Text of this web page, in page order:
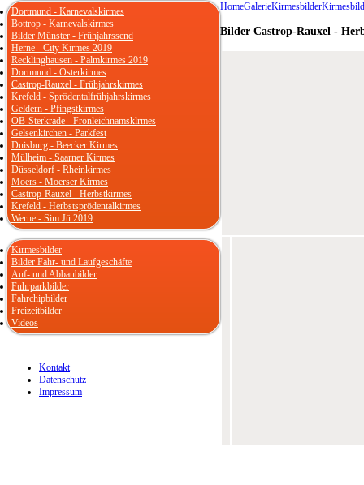
HomeGalerieKirmesbilder
Bilder Castrop-Rauxel -
Dortmund - Karnevalskirmes
Bottrop - Karnevalskirmes
Bilder Münster - Frühjahrssend
Herne - City Kirmes 2019
Recklinghausen - Palmkirmes 2019
Dortmund - Osterkirmes
Castrop-Rauxel - Frühjahrskirmes
Krefeld - Sprödentalfrühjahrskirmes
Geldern - Pfingstkirmes
OB-Sterkrade - Fronleichnamsklrmes
Gelsenkirchen - Parkfest
Duisburg - Beecker Kirmes
Mülheim - Saarner Kirmes
Düsseldorf - Rheinkirmes
Moers - Moerser Kirmes
Castrop-Rauxel - Herbstkirmes
Krefeld - Herbstsprödentalkirmes
Werne - Sim Jü 2019
Kirmesbilder
Bilder Fahr- und Laufgeschäfte
Auf- und Abbaubilder
Fuhrparkbilder
Fahrchipbilder
Freizeitbilder
Videos
Kontakt
Datenschutz
Impressum